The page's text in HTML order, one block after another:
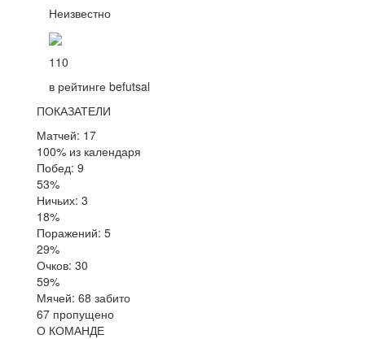
Неизвестно
110
в рейтинге befutsal
ПОКАЗАТЕЛИ
Матчей: 17
100% из календаря
Побед: 9
53%
Ничьих: 3
18%
Поражений: 5
29%
Очков: 30
59%
Мячей: 68 забито
67 пропущено
О КОМАНДЕ